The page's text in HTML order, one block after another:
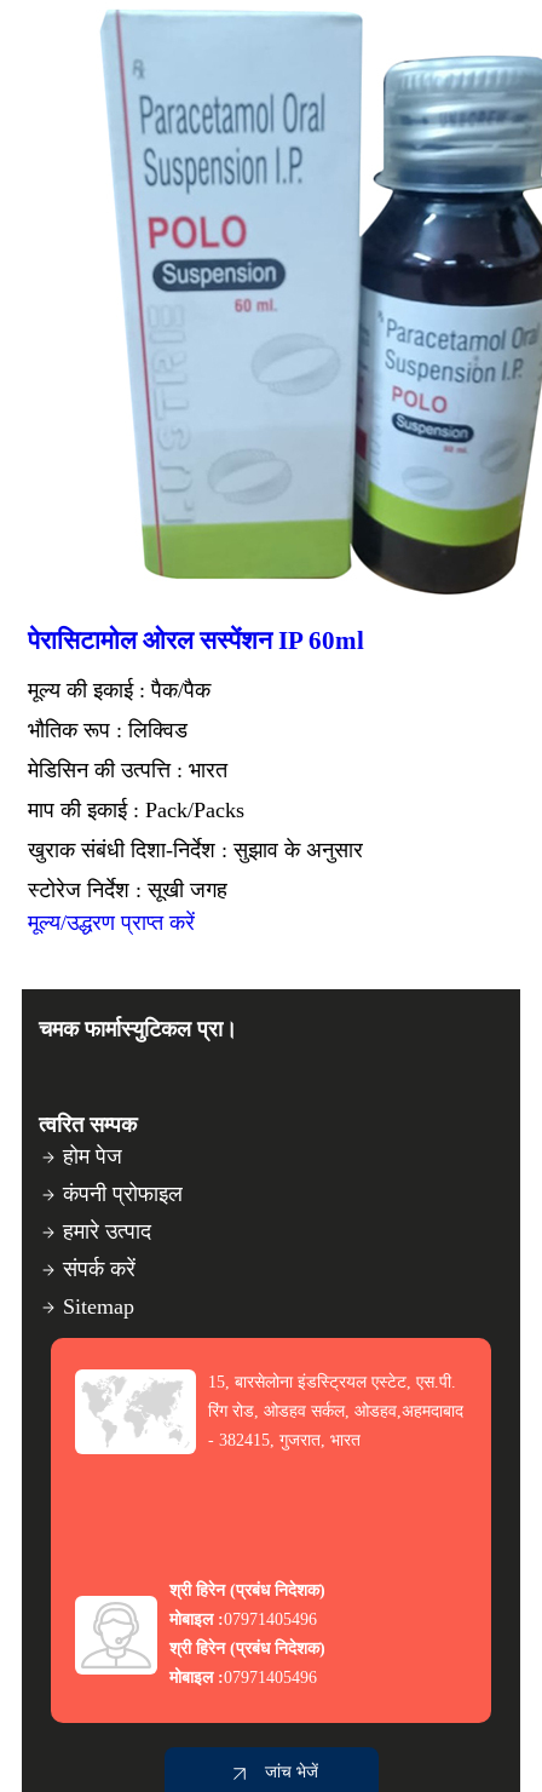
पेरासिटामोल ओरल सस्पेंशन IP 60ml
मूल्य की इकाई : पैक/पैक
भौतिक रूप : लिक्विड
मेडिसिन की उत्पत्ति : भारत
माप की इकाई : Pack/Packs
खुराक संबंधी दिशा-निर्देश : सुझाव के अनुसार
स्टोरेज निर्देश : सूखी जगह
मूल्य/उद्धरण प्राप्त करें
चमक फार्मास्युटिकल प्रा।
त्वरित सम्पक
होम पेज
कंपनी प्रोफाइल
हमारे उत्पाद
संपर्क करें
Sitemap
15, बारसेलोना इंडस्ट्रियल एस्टेट, एस.पी.
रिंग रोड, ओडहव सर्कल, ओडहव,अहमदाबाद
- 382415, गुजरात, भारत
श्री हिरेन(प्रबंध निदेशक)
मोबाइल :07971405496
श्री हिरेन(प्रबंध निदेशक)
मोबाइल :07971405496
जांच भेजें